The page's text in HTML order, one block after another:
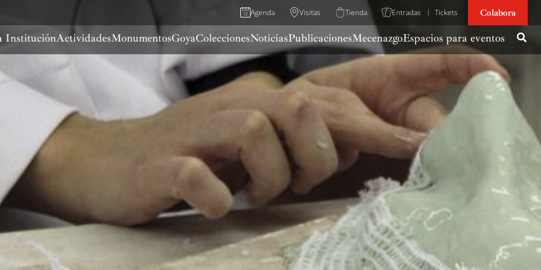
Agenda Visitas Tienda Entradas Tickets Colabora
InstituciónActividadesMonumentosGoyaColeccionesNoticiasPublicacionesMecenazgoEspacios para eventos